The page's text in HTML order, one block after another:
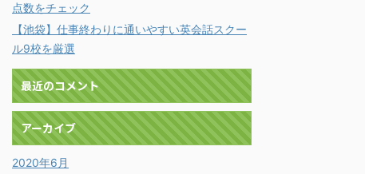
点数をチェック
【池袋】仕事終わりに通いやすい英会話スクー
ル9校を厳選
最近のコメント
アーカイブ
2020年6月